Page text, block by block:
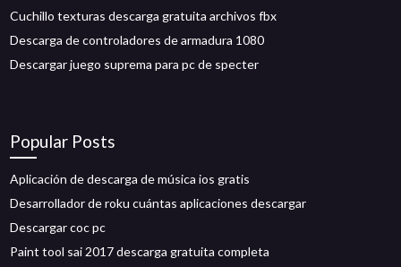
Cuchillo texturas descarga gratuita archivos fbx
Descarga de controladores de armadura 1080
Descargar juego suprema para pc de specter
Popular Posts
Aplicación de descarga de música ios gratis
Desarrollador de roku cuántas aplicaciones descargar
Descargar coc pc
Paint tool sai 2017 descarga gratuita completa